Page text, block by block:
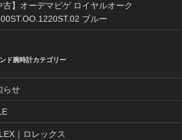
古】オーデマピゲ ロイヤルオーク
ブルー
ド腕時計カテゴリー
らせ
｜ロレックス